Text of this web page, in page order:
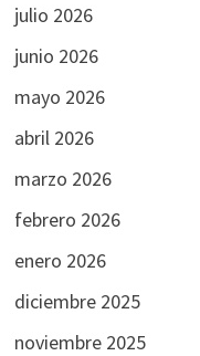
julio 2026
junio 2026
mayo 2026
abril 2026
marzo 2026
febrero 2026
enero 2026
diciembre 2025
noviembre 2025